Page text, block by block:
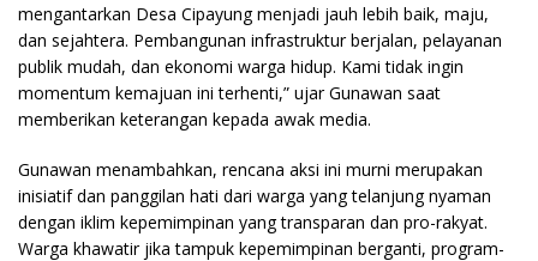
mengantarkan Desa Cipayung menjadi jauh lebih baik, maju,
dan sejahtera. Pembangunan infrastruktur berjalan, pelayanan
publik mudah, dan ekonomi warga hidup. Kami tidak ingin
momentum kemajuan ini terhenti,” ujar Gunawan saat
memberikan keterangan kepada awak media.
Gunawan menambahkan, rencana aksi ini murni merupakan
inisiatif dan panggilan hati dari warga yang telanjung nyaman
dengan iklim kepemimpinan yang transparan dan pro-rakyat.
Warga khawatir jika tampuk kepemimpinan berganti, program-